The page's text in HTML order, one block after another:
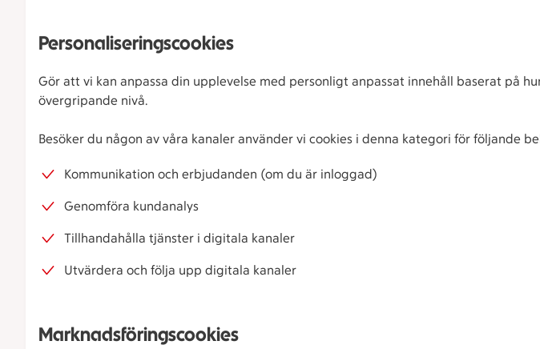
Personaliseringscookies
Gör att vi kan anpassa din upplevelse med personligt anpassat innehåll baserat på
övergripande nivå.
Besöker du någon av våra kanaler använder vi cookies i denna kategori för följande
Kommunikation och erbjudanden (om du är inloggad)
Genomföra kundanalys
Tillhandahålla tjänster i digitala kanaler
Utvärdera och följa upp digitala kanaler
Marknadsföringscookies